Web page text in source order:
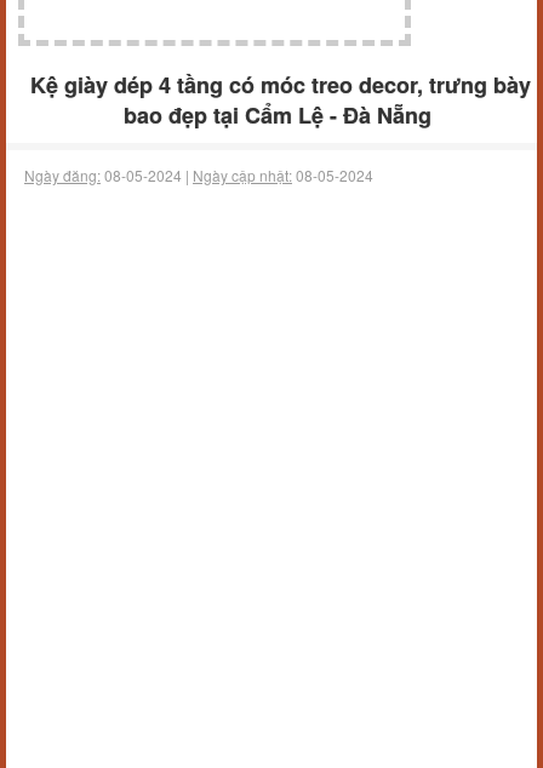
Kệ giày dép 4 tầng có móc treo decor, trưng bày
bao đẹp tại Cẩm Lệ - Đà Nẵng
Ngày đăng:08-05-2024 | Ngày cập nhật:08-05-2024